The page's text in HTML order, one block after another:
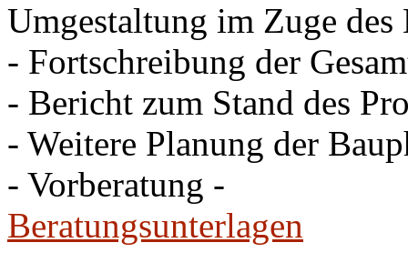
Umgestaltung im Zuge
- Fortschreibung der
- Bericht zum Stand des
- Weitere Planung der
- Vorberatung -
Beratungsunterlagen